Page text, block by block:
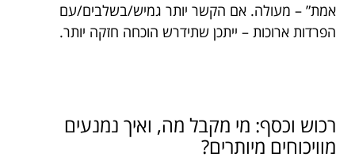
אמת” – מעולה. אם הקשר יותר גמיש/בשלבים/עם
הפרדות ארוכות – ייתכן שתידרש הוכחה חזקה יותר.
רכוש וכסף: מי מקבל מה, ואיך נמנעים
מוויכוחים מיותרים?